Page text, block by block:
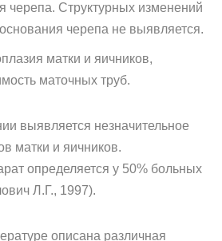
черепа. Структурных изменений
черепа не выявляется.
матки и яичников,
маточных труб.
выявляется незначительное
матки и яичников.
определяется у 50% больных
Л.Г., 1997).
описана различная